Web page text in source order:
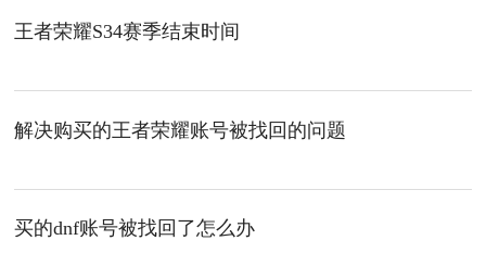
王者荣耀S34赛季结束时间
解决购买的王者荣耀账号被找回的问题
买的dnf账号被找回了怎么办